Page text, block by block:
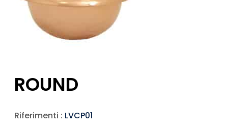
ROUND
Riferimenti : LVCP01